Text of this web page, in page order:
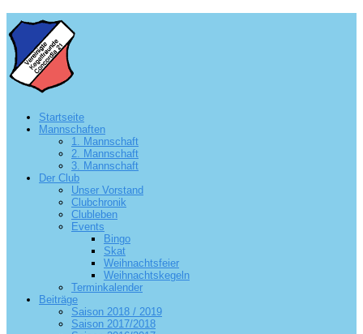
Startseite
Mannschaften
1. Mannschaft
2. Mannschaft
3. Mannschaft
Der Club
Unser Vorstand
Clubchronik
Clubleben
Events
Bingo
Skat
Weihnachtsfeier
Weihnachtskegeln
Terminkalender
Beiträge
Saison 2018 / 2019
Saison 2017/2018